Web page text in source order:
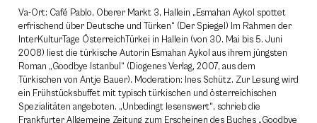
Va-Ort: Café Pablo, Oberer Markt 3, Hallein „Esmahan Aykol spottet
erfrischend über Deutsche und Türken“ (Der Spiegel) Im Rahmen der
InterKulturTage ÖsterreichTürkei in Hallein (von 30. Mai bis 5. Juni
2008) liest die türkische Autorin Esmahan Aykol aus ihrem jüngsten
Roman „Goodbye Istanbul“ (Diogenes Verlag, 2007, aus dem
Türkischen von Antje Bauer). Moderation: Ines Schütz. Zur Lesung wird
ein Frühstücksbuffet mit typisch türkischen und österreichischen
Spezialitäten angeboten. „Unbedingt lesenswert“, schrieb die
Frankfurter Allgemeine Zeitung zum Erscheinen des Buches „Goodbye